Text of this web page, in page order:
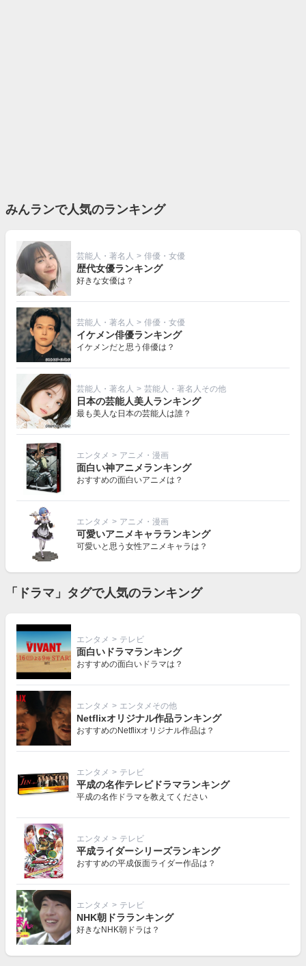
みんランで人気のランキング
芸能人・著名人 > 俳優・女優
歴代女優ランキング
好きな女優は？
芸能人・著名人 > 俳優・女優
イケメン俳優ランキング
イケメンだと思う俳優は？
芸能人・著名人 > 芸能人・著名人その他
日本の芸能人美人ランキング
最も美人な日本の芸能人は誰？
エンタメ > アニメ・漫画
面白い神アニメランキング
おすすめの面白いアニメは？
エンタメ > アニメ・漫画
可愛いアニメキャラランキング
可愛いと思う女性アニメキャラは？
「ドラマ」タグで人気のランキング
エンタメ > テレビ
面白いドラマランキング
おすすめの面白いドラマは？
エンタメ > エンタメその他
Netflixオリジナル作品ランキング
おすすめのNetflixオリジナル作品は？
エンタメ > テレビ
平成の名作テレビドラマランキング
平成の名作ドラマを教えてください
エンタメ > テレビ
平成ライダーシリーズランキング
おすすめの平成仮面ライダー作品は？
エンタメ > テレビ
NHK朝ドラランキング
好きなNHK朝ドラは？